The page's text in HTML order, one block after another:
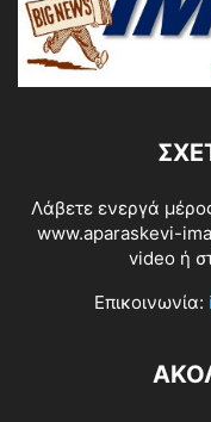
Λάβετε ενεργά
www.aparaskevi-
video ή
Επικοινωνία: